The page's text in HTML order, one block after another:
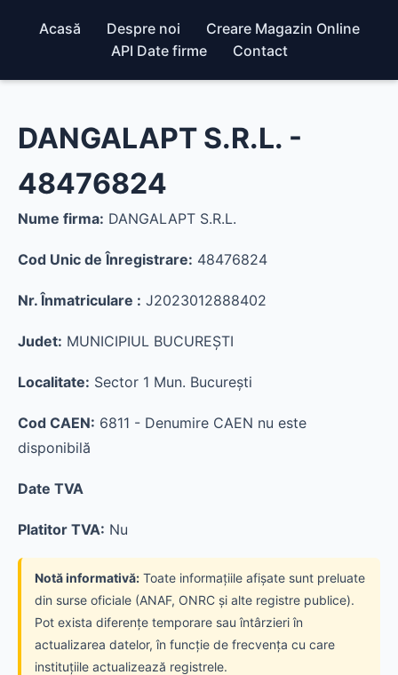
Acasă Despre noi
Creare Magazin Online
API Date firme
Contact
DANGALAPT S.R.L. -
48476824
Nume firma: DANGALAPT S.R.L.
Cod Unic de Înregistrare: 48476824
Nr. Înmatriculare : J2023012888402
Judet: MUNICIPIUL BUCUREŞTI
Localitate: Sector 1 Mun. Bucureşti
Cod CAEN: 6811 - Denumire CAEN nu este
disponibilă
Date TVA
Platitor TVA: Nu
Notă informativă: Toate informațiile afișate sunt preluate
din surse oficiale (ANAF, ONRC și alte registre publice).
Pot exista diferențe temporare sau întârzieri în
actualizarea datelor, în funcție de frecvența cu care
instituțiile actualizează registrele.